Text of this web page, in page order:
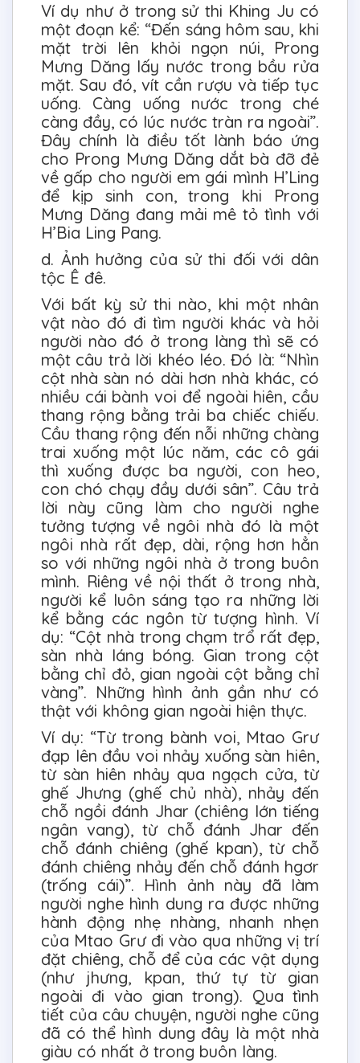
Ví dụ như ở trong sử thi Khing Ju có
một đoạn kể: “Đến sáng hôm sau, khi
mặt trời lên khỏi ngọn núi, Prong
Mưng Dăng lấy nước trong bầu rửa
mặt. Sau đó, vít cần rượu và tiếp tục
uống. Càng uống nước trong ché
càng đầy, có lúc nước tràn ra ngoài”.
Đây chính là điều tốt lành báo ứng
cho Prong Mưng Dăng dắt bà đỡ đẻ
về gấp cho người em gái mình H’Ling
để kịp sinh con, trong khi Prong
Mưng Dăng đang mải mê tỏ tình với
H’Bia Ling Pang.
d. Ảnh hưởng của sử thi đối với dân
tộc Ê đê.
Với bất kỳ sử thi nào, khi một nhân
vật nào đó đi tìm người khác và hỏi
người nào đó ở trong làng thì sẽ có
một câu trả lời khéo léo. Đó là: “Nhìn
cột nhà sàn nó dài hơn nhà khác, có
nhiều cái bành voi để ngoài hiên, cầu
thang rộng bằng trải ba chiếc chiếu.
Cầu thang rộng đến nỗi những chàng
trai xuống một lúc năm, các cô gái
thì xuống được ba người, con heo,
con chó chạy đầy dưới sân”. Câu trả
lời này cũng làm cho người nghe
tưởng tượng về ngôi nhà đó là một
ngôi nhà rất đẹp, dài, rộng hơn hẳn
so với những ngôi nhà ở trong buôn
mình. Riêng về nội thất ở trong nhà,
người kể luôn sáng tạo ra những lời
kể bằng các ngôn từ tượng hình. Ví
dụ: “Cột nhà trong chạm trổ rất đẹp,
sàn nhà láng bóng. Gian trong cột
bằng chỉ đỏ, gian ngoài cột bằng chỉ
vàng”. Những hình ảnh gần như có
thật với không gian ngoài hiện thực.
Ví dụ: “Từ trong bành voi, Mtao Grư
đạp lên đầu voi nhảy xuống sàn hiên,
từ sàn hiên nhảy qua ngạch cửa, từ
ghế Jhưng (ghế chủ nhà), nhảy đến
chỗ ngồi đánh Jhar (chiêng lớn tiếng
ngân vang), từ chỗ đánh Jhar đến
chỗ đánh chiêng (ghế kpan), từ chỗ
đánh chiêng nhảy đến chỗ đánh hgơr
(trống cái)”. Hình ảnh này đã làm
người nghe hình dung ra được những
hành động nhẹ nhàng, nhanh nhẹn
của Mtao Grư đi vào qua những vị trí
đặt chiêng, chỗ để của các vật dụng
(như jhưng, kpan, thứ tự từ gian
ngoài đi vào gian trong). Qua tình
tiết của câu chuyện, người nghe cũng
đã có thể hình dung đây là một nhà
giàu có nhất ở trong buôn làng.